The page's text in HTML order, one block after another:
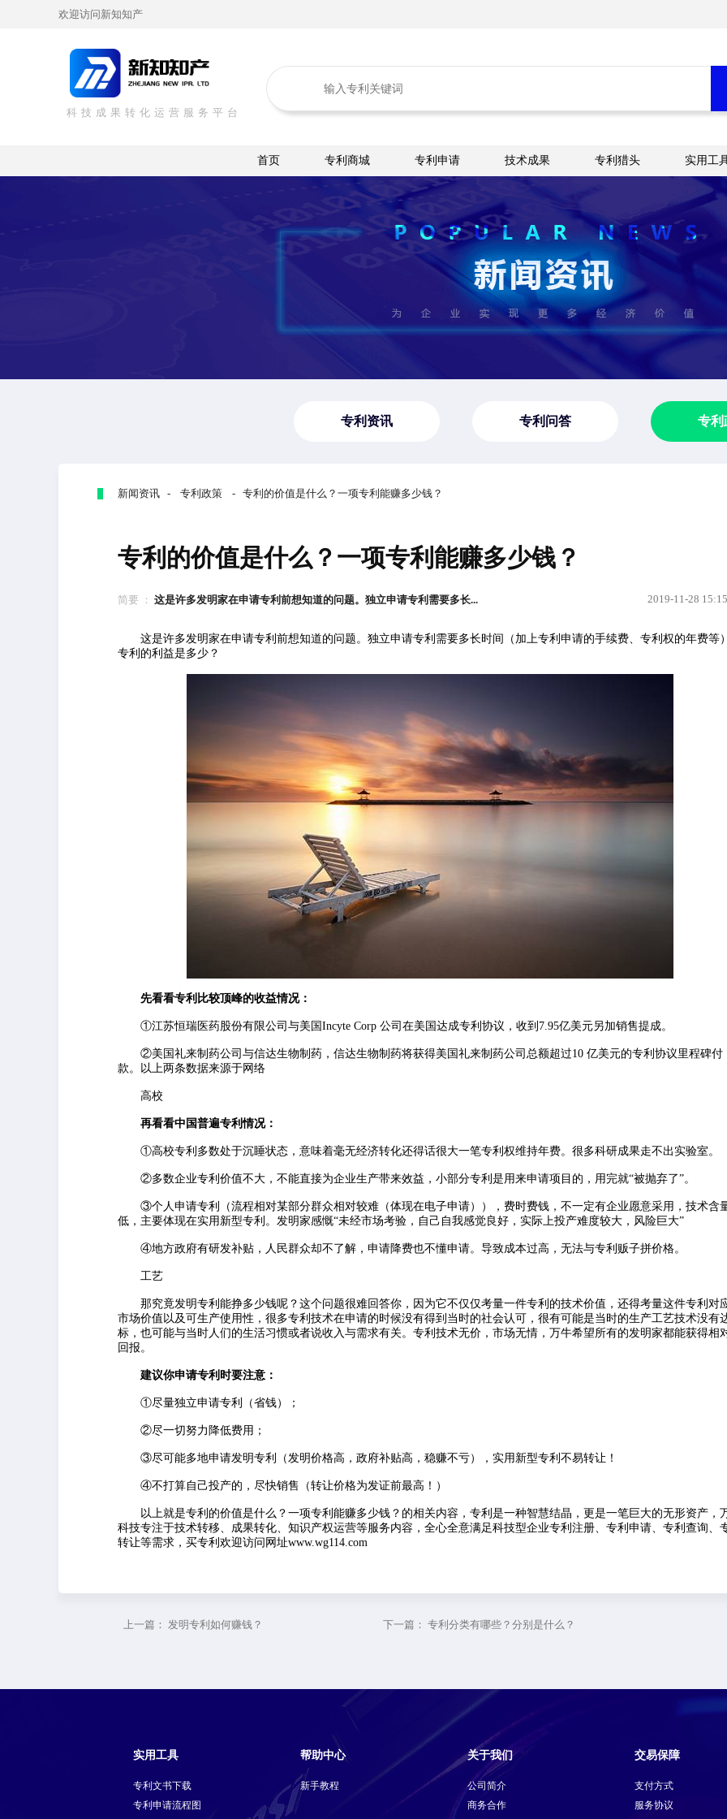
欢迎访问新知知产
科技成果转化运营服务平台
首页 专利商城 专利申请 技术成果 专利猎头 实用工
专利资讯 专利问答 专利
新闻资讯 - 专利政策 - 专利的价值是什么？一项专利能赚多少钱？
专利的价值是什么？一项专利能赚多少钱？
简要 ： 这是许多发明家在申请专利前想知道的问题。独立申请专利需要多长... 2019-11-28
这是许多发明家在申请专利前想知道的问题。独立申请专利需要多长时间（加上专利申请的手续费、专利权的年费等
专利的利益是多少？
先看看专利比较顶峰的收益情况：
①江苏恒瑞医药股份有限公司与美国Incyte Corp 公司在美国达成专利协议，收到7.95亿美元另加销售提成。
②美国礼来制药公司与信达生物制药，信达生物制药将获得美国礼来制药公司总额超过10 亿美元的专利协议里程碑付
款。以上两条数据来源于网络
高校
再看看中国普遍专利情况：
①高校专利多数处于沉睡状态，意味着毫无经济转化还得话很大一笔专利权维持年费。很多科研成果走不出实验室。
②多数企业专利价值不大，不能直接为企业生产带来效益，小部分专利是用来申请项目的，用完就“被抛弃了”。
③个人申请专利（流程相对某部分群众相对较难（体现在电子申请）），费时费钱，不一定有企业愿意采用，技术含
低，主要体现在实用新型专利。发明家感慨“未经市场考验，自己自我感觉良好，实际上投产难度较大，风险巨大”
④地方政府有研发补贴，人民群众却不了解，申请降费也不懂申请。导致成本过高，无法与专利贩子拼价格。
工艺
那究竟发明专利能挣多少钱呢？这个问题很难回答你，因为它不仅仅考量一件专利的技术价值，还得考量这件专利对
市场价值以及可生产使用性，很多专利技术在申请的时候没有得到当时的社会认可，很有可能是当时的生产工艺技术没有
标，也可能与当时人们的生活习惯或者说收入与需求有关。专利技术无价，市场无情，万牛希望所有的发明家都能获得相
回报。
建议你申请专利时要注意：
①尽量独立申请专利（省钱）；
②尽一切努力降低费用；
③尽可能多地申请发明专利（发明价格高，政府补贴高，稳赚不亏），实用新型专利不易转让！
④不打算自己投产的，尽快销售（转让价格为发证前最高！）
以上就是专利的价值是什么？一项专利能赚多少钱？的相关内容，专利是一种智慧结晶，更是一笔巨大的无形资产，
科技专注于技术转移、成果转化、知识产权运营等服务内容，全心全意满足科技型企业专利注册、专利申请、专利查询、
转让等需求，买专利欢迎访问网址www.wg114.com
上一篇： 发明专利如何赚钱？ 下一篇： 专利分类有哪些？分别是什么？
实用工具
专利文书下载
专利申请流程图
帮助中心
新手教程
关于我们
公司简介
商务合作
交易保障
支付方式
服务协议